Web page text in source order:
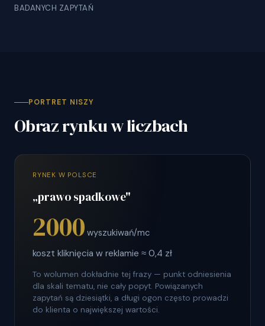
BADANYCH ZAPYTAŃ
PORTRET NISZY
Obraz rynku w liczbach
RYNEK W POLSCE
„prawo spadkowe"
2000 wyszukiwań/mc
koszt kliknięcia w reklamie ≈ 0,4 zł
To wolumen dokładnie tej frazy — punkt odniesienia
dla skali tematu, nie cały popyt. Powiązanych
zapytań są dziesiątki, a długi ogon często prowadzi
do klienta o największej wartości.